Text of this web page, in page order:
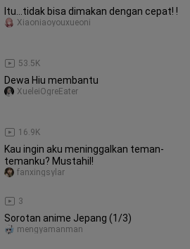
Itu...tidak bisa dimakan dengan cepat! !
53.5K
Xiaoniaoyouxueoni
Dewa Hiu membantu
16.9K
XueleiOgreEater
Kau ingin aku meninggalkan teman-
temanku? Mustahil!
3
fanxingsylar
Sorotan anime Jepang (1/3)
mengyamanman